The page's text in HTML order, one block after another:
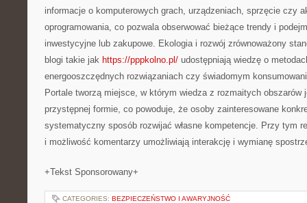
informacje o komputerowych grach, urządzeniach, sprzęcie czy
oprogramowania, co pozwala obserwować bieżące trendy i
inwestycyjne lub zakupowe. Ekologia i rozwój zrównoważony
blogi takie jak https://pppkolno.pl/ udostępniają wiedzę o
energooszczędnych rozwiązaniach czy świadomym
Portale tworzą miejsce, w którym wiedza z rozmaitych obszarów
przystępnej formie, co powoduje, że osoby zainteresowane
systematyczny sposób rozwijać własne kompetencje. Przy tym
i możliwość komentarzy umożliwiają interakcję i wymianę
+Tekst Sponsorowany+
CATEGORIES: BEZPIECZEŃSTWO I AWARYJNOŚĆ